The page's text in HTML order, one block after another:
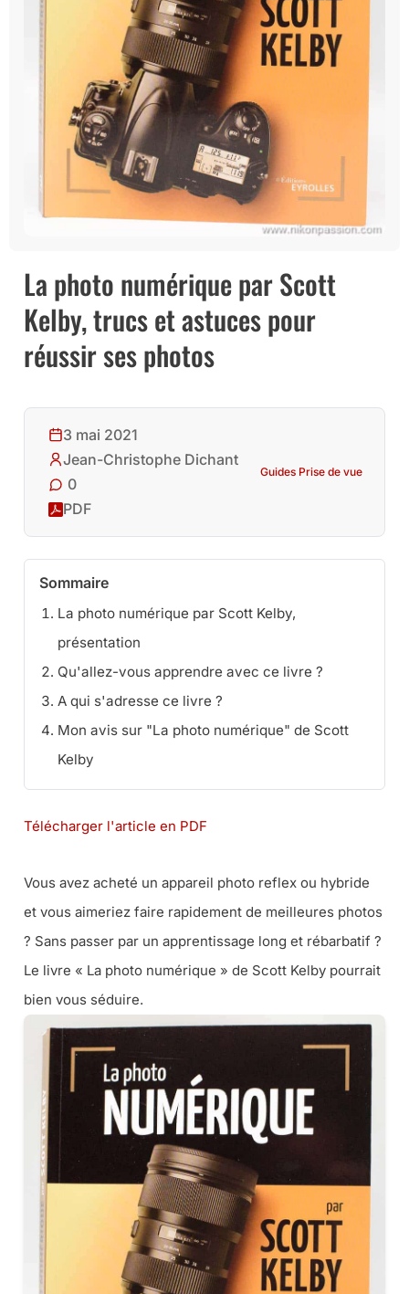
La photo numérique par Scott
Kelby, trucs et astuces pour
réussir ses photos
3 mai 2021
Jean-Christophe Dichant
0
PDF
Guides Prise de vue
Sommaire
La photo numérique par Scott Kelby,
présentation
Qu'allez-vous apprendre avec ce livre ?
A qui s'adresse ce livre ?
Mon avis sur "La photo numérique" de Scott
Kelby
Télécharger l'article en PDF
Vous avez acheté un appareil photo reflex ou hybride
et vous aimeriez faire rapidement de meilleures photos
? Sans passer par un apprentissage long et rébarbatif ?
Le livre « La photo numérique » de Scott Kelby pourrait
bien vous séduire.